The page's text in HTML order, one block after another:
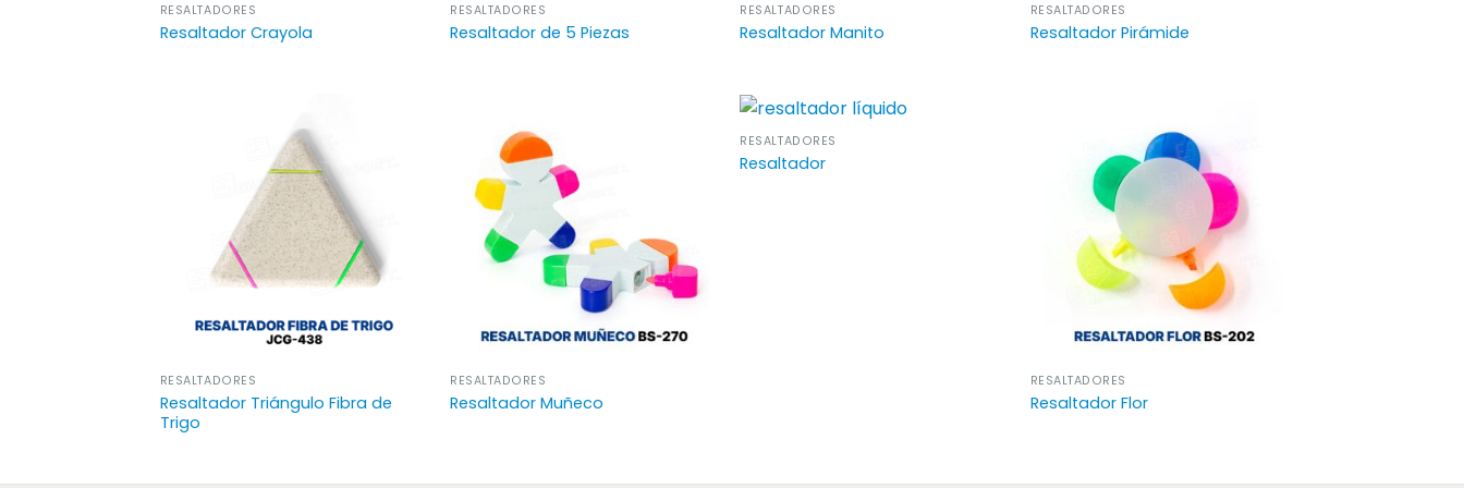
RESALTADORES
Resaltador Crayola
RESALTADORES
Resaltador de 5 Piezas
RESALTADORES
Resaltador Manito
RESALTADORES
Resaltador Pirámide
RESALTADORES
Resaltador Triángulo Fibra de
Trigo
RESALTADORES
Resaltador Muñeco
RESALTADORES
Resaltador
RESALTADORES
Resaltador Flor